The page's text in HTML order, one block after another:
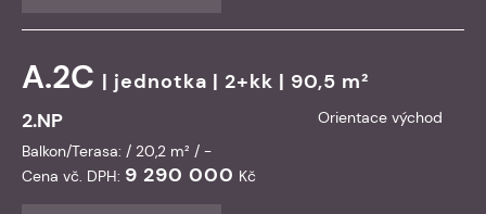
A.2C | jednotka | 2+kk | 90,5 m²
2.NP
Orientace východ
Balkon/Terasa: / 20,2 m² / -
Cena vč. DPH: 9 290 000 Kč